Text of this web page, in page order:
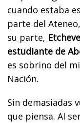
cuando estaba
parte del
su parte,
estudiante de
es sobrino del
Nación.
Sin demasiadas
que piensa. Al